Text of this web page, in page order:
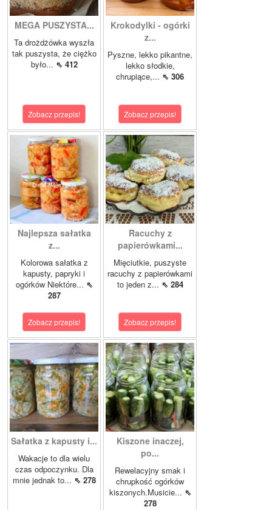
MEGA PUSZYSTA...
Ta drożdżówka wyszła
tak puszysta, że ciężko
było... ⇖ 412
Zobacz przepis!
Krokodylki - ogórki
z...
Pyszne, lekko pikantne,
lekko słodkie,
chrupiące,... ⇖ 306
Zobacz przepis!
Najlepsza sałatka
z...
Kolorowa sałatka z
kapusty, papryki i
ogórków Niektóre... ⇖
287
Zobacz przepis!
Racuchy z
papierówkami...
Mięciutkie, puszyste
racuchy z papierówkami
to jeden z... ⇖ 284
Zobacz przepis!
Sałatka z kapusty i...
Wakacje to dla wielu
czas odpoczynku. Dla
mnie jednak to... ⇖ 278
Kiszone inaczej,
po...
Rewelacyjny smak i
chrupkość ogórków
kiszonych.Musicie... ⇖
278